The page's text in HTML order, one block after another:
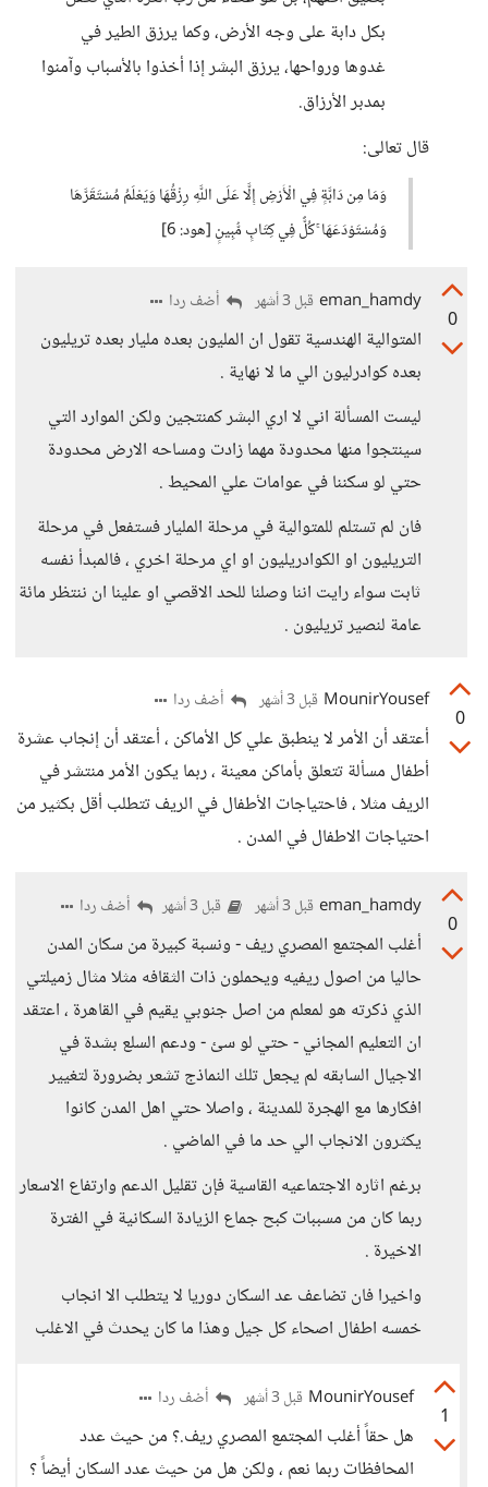
بكل دابة على وجه الأرض، وكما يرزق الطير في
غدوها ورواحها، يرزق البشر إذا أخذوا بالأسباب وآمنوا
بمدبر الأرزاق.
قال تعالى:
وَمَا مِن دَابَّةٍ فِي الْأَرْضِ إِلَّا عَلَى اللَّهِ رِزْقُهَا وَيَعْلَمُ مُسْتَقَرَّهَا
وَمُسْتَوْدَعَهَا ۚ كُلٌّ فِي كِتَابٍ مُّبِينٍ [هود: 6]
0
eman_hamdy قبل 3 أشهر أضف ردا
المتوالية الهندسية تقول ان المليون بعده مليار بعده تريليون
بعده كوادرليون الي ما لا نهاية .
ليست المسألة اني لا اري البشر كمنتجين ولكن الموارد التي
سينتجوا منها محدودة مهما زادت ومساحه الارض محدودة
حتي لو سكننا في عوامات علي المحيط .
فان لم تستلم للمتوالية في مرحلة المليار فستفعل في مرحلة
التريليون او الكوادريليون او اي مرحلة اخري ، فالمبدأ نفسه
ثابت سواء رايت اننا وصلنا للحد الاقصي او علينا ان ننتظر مائة
عامة لنصير تريليون .
0
MounirYousef قبل 3 أشهر أضف ردا
أعتقد أن الأمر لا ينطبق علي كل الأماكن ، أعتقد أن إنجاب عشرة
أطفال مسألة تتعلق بأماكن معينة ، ربما يكون الأمر منتشر في
الريف مثلا ، فاحتياجات الأطفال في الريف تتطلب أقل بكثير من
احتياجات الاطفال في المدن .
0
eman_hamdy قبل 3 أشهر قبل 3 أشهر أضف ردا
أغلب المجتمع المصري ريف - ونسبة كبيرة من سكان المدن
حاليا من اصول ريفيه ويحملون ذات الثقافه مثلا مثال زميلتي
الذي ذكرته هو لمعلم من اصل جنوبي يقيم في القاهرة ، اعتقد
ان التعليم المجاني - حتي لو سئ - ودعم السلع بشدة في
الاجيال السابقه لم يجعل تلك النماذج تشعر بضرورة لتغيير
افكارها مع الهجرة للمدينة ، واصلا حتي اهل المدن كانوا
يكثرون الانجاب الي حد ما في الماضي .
برغم اثاره الاجتماعيه القاسية فإن تقليل الدعم وارتفاع الاسعار
ربما كان من مسببات كبح جماع الزيادة السكانية في الفترة
الاخيرة .
واخيرا فان تضاعف عد السكان دوريا لا يتطلب الا انجاب
خمسه اطفال اصحاء كل جيل وهذا ما كان يحدث في الاغلب
1
MounirYousef قبل 3 أشهر أضف ردا
هل حقاً أغلب المجتمع المصري ريف.؟ من حيث عدد
المحافظات ربما نعم ، ولكن هل من حيث عدد السكان أيضاً ؟